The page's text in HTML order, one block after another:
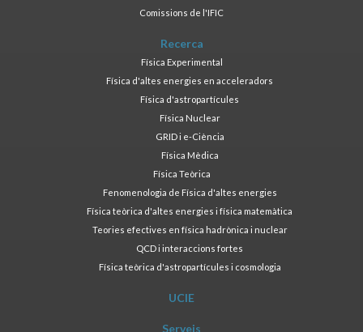
Comissions de l'IFIC
Recerca
Física Experimental
Física d'altes energies en acceleradors
Física d'astropartícules
Física Nuclear
GRID i e-Ciència
Física Mèdica
Física Teòrica
Fenomenologia de Física d'altes energies
Física teòrica d'altes energies i física matemàtica
Teories efectives en física hadrònica i nuclear
QCD i interaccions fortes
Física teòrica d'astropartícules i cosmologia
UCIE
Serveis